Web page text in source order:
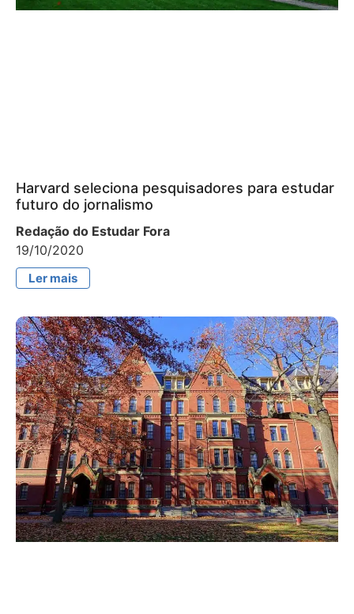
Harvard seleciona pesquisadores para estudar
futuro do jornalismo
Redação do Estudar Fora
19/10/2020
Ler mais